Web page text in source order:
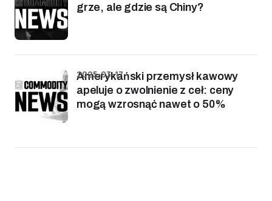
grze, ale gdzie są Chiny?
Amerykański przemysł kawowy
apeluje o zwolnienie z ceł: ceny
mogą wzrosnąć nawet o 50%
2025-03-17